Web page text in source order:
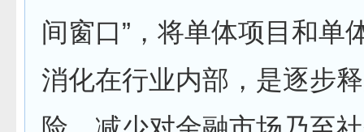
间窗口”，将单体项目和单
消化在行业内部，是逐步